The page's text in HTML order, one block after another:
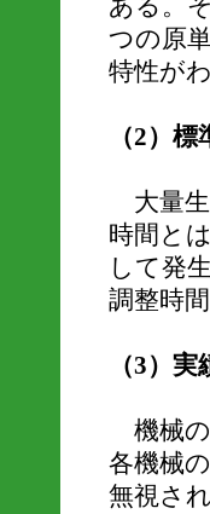
ある。
つの原
特性が
（2）
大量生
時間と
して発
調整時
（3）
機械の
各機械
無視さ